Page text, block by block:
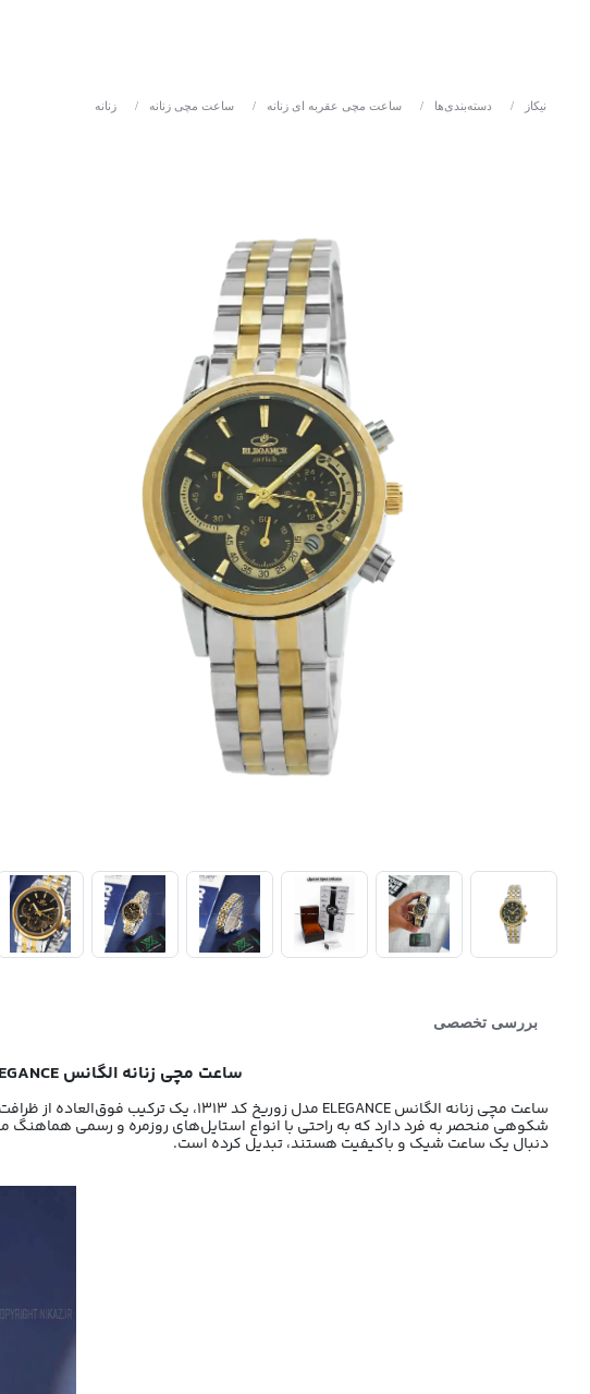
نیکاز / دسته‌بندی‌ها / ساعت مچی عقربه ای زنانه / ساعت مچی زنانه / زنانه
بررسی تخصصی
ساعت مچی زنانه الگانس ELEGANCE مدل زوریخ کد 1313 | ساعت سه موتوره زنانه | ساعت الگانس ZURICH
ساعت مچی زنانه الگانس ELEGANCE مدل زوریخ کد 1313، یک ترکیب فوق‌العاده از ظرافت و عملکرد پیشرفته است که به طور خاص برای بانوان طراحی شده است. این
شکوهی منحصر به فرد دارد که به راحتی با انواع استایل‌های روزمره و رسمی هماهنگ
دنبال یک ساعت شیک و باکیفیت هستند، تبدیل کرده است.